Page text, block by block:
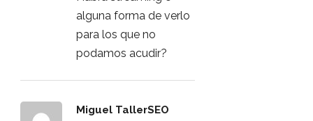
alguna forma de verlo
para los que no
podamos acudir?
Miguel TallerSEO